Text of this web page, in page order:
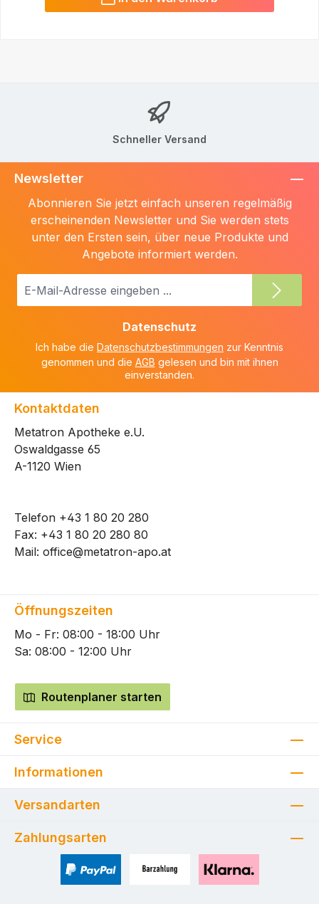
Schneller Versand
Newsletter
Abonnieren Sie jetzt einfach unseren regelmäßig
erscheinenden Newsletter und Sie werden stets
unter den Ersten sein, über neue Produkte und
Angebote informiert werden.
E-
Datenschutz
Ich habe die Datenschutzbestimmungen zur Kenntnis
genommen und die AGB gelesen und bin mit ihnen
einverstanden.
Kontaktdaten
Metatron Apotheke e.U.
Oswaldgasse 65
A-1120 Wien
Telefon +43 1 80 20 280
Fax: +43 1 80 20 280 80
Mail: office@metatron-apo.at
Öffnungszeiten
Mo - Fr: 08:00 - 18:00 Uhr
Sa: 08:00 - 12:00 Uhr
Routenplaner starten
Service
Informationen
Versandarten
Zahlungsarten